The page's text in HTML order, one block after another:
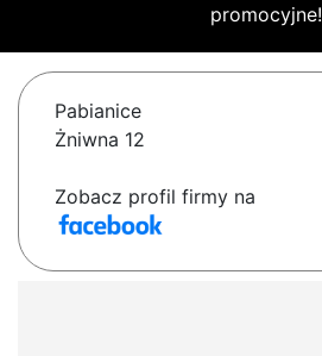
promocyjne!
Pabianice
Żniwna 12
Zobacz profil firmy na